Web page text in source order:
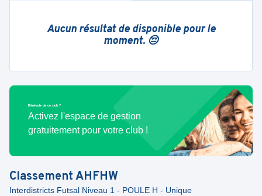
Aucun résultat de disponible pour le
moment. 😔
Bénévole de ce club ?
Activez l'espace de gestion
gratuitement pour votre club !
ClassementAHFHW
Interdistricts Futsal Niveau 1 - POULE H - Unique